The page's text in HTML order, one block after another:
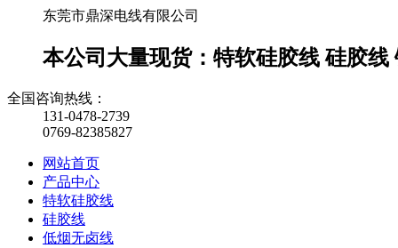
东莞市鼎深电线有限公司
本公司大量现货：特软硅胶线 硅胶
全国咨询热线：
131-0478-2739
0769-82385827
网站首页
产品中心
特软硅胶线
硅胶线
低烟无卤线